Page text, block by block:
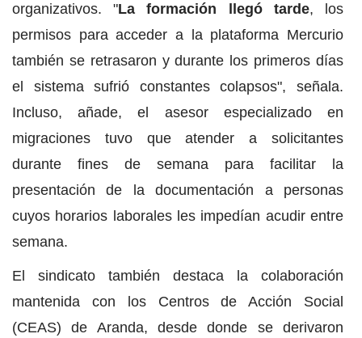
organizativos. "La formación llegó tarde, los
permisos para acceder a la plataforma Mercurio
también se retrasaron y durante los primeros días
el sistema sufrió constantes colapsos", señala.
Incluso, añade, el asesor especializado en
migraciones tuvo que atender a solicitantes
durante fines de semana para facilitar la
presentación de la documentación a personas
cuyos horarios laborales les impedían acudir entre
semana.
El sindicato también destaca la colaboración
mantenida con los Centros de Acción Social
(CEAS) de Aranda, desde donde se derivaron